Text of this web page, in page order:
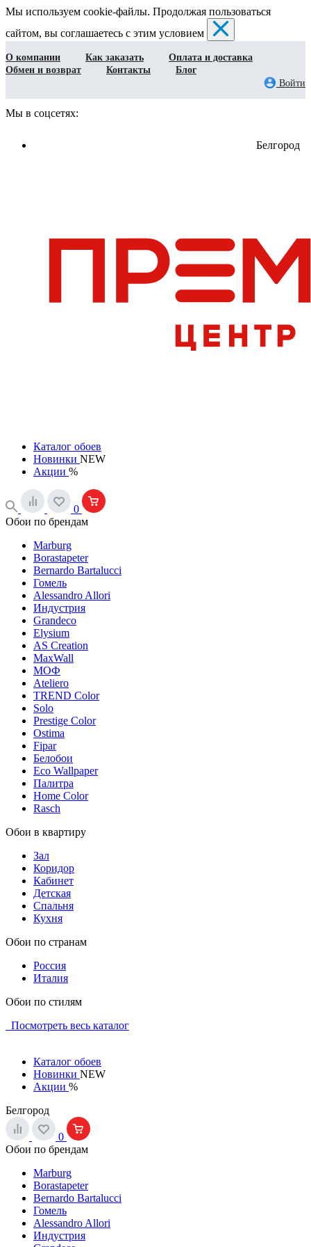
Мы используем cookie-файлы. Продолжая пользоваться
сайтом, вы соглашаетесь с этим условием
О компании Как заказать
Оплата и доставка
Обмен и возврат
Контакты
Блог
Войти
Мы в соцсетях:
Белгород
Каталог обоев
Новинки NEW
Акции %
0
Обои по брендам
Marburg
Borastapeter
Bernardo Bartalucci
Гомель
Alessandro Allori
Индустрия
Grandeco
Elysium
AS Creation
MaxWall
МОФ
Ateliero
TREND Color
Solo
Prestige Color
Ostima
Fipar
Белобои
Eco Wallpaper
Палитра
Home Color
Rasch
Обои в квартиру
Зал
Коридор
Кабинет
Детская
Спальня
Кухня
Обои по странам
Россия
Италия
Обои по стилям
Посмотреть весь каталог
Каталог обоев
Новинки NEW
Акции %
Белгород
0
Обои по брендам
Marburg
Borastapeter
Bernardo Bartalucci
Гомель
Alessandro Allori
Индустрия